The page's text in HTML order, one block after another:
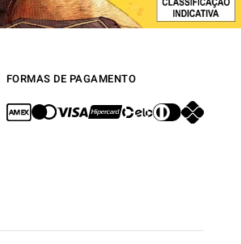
FORMAS DE PAGAMENTO